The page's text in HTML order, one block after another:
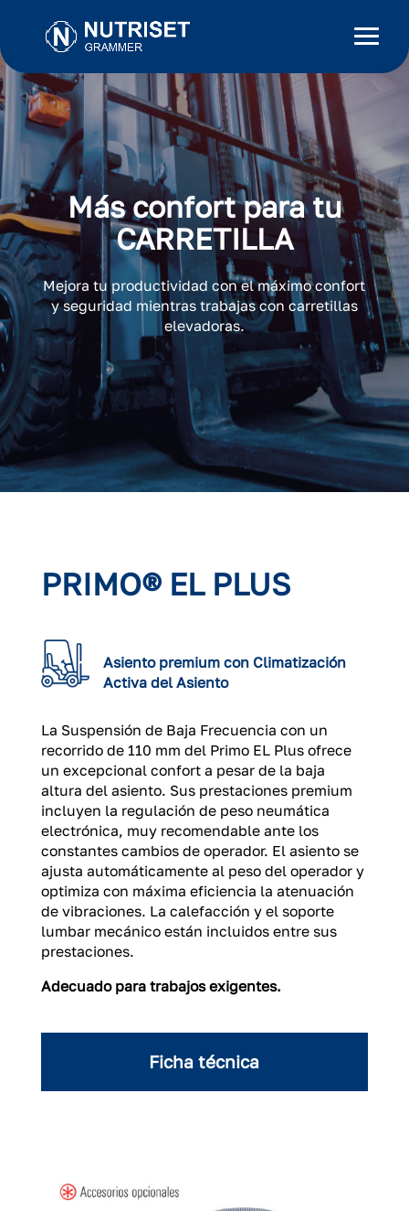
Más confort para tu
CARRETILLA
Mejora tu productividad con el máximo confort
y seguridad mientras trabajas con carretillas
elevadoras.
PRIMO® EL PLUS
Asiento premium con Climatización
Activa del Asiento
La Suspensión de Baja Frecuencia con un
recorrido de 110 mm del Primo EL Plus ofrece
un excepcional confort a pesar de la baja
altura del asiento. Sus prestaciones premium
incluyen la regulación de peso neumática
electrónica, muy recomendable ante los
constantes cambios de operador. El asiento se
ajusta automáticamente al peso del operador y
optimiza con máxima eficiencia la atenuación
de vibraciones. La calefacción y el soporte
lumbar mecánico están incluidos entre sus
prestaciones.
Adecuado para trabajos exigentes.
Ficha técnica